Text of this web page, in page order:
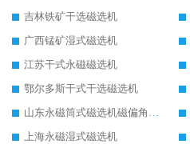
吉林铁矿干选磁选机
广西锰矿湿式磁选机
江苏干式永磁磁选机
鄂尔多斯干式干选磁选机
山东永磁筒式磁选机磁偏角怎么调整
上海永磁湿式磁选机